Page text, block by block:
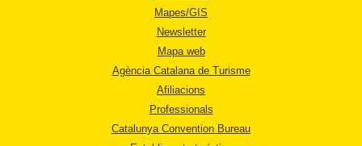
Mapes/GIS
Newsletter
Mapa web
Agència Catalana de Turisme
Afiliacions
Professionals
Catalunya Convention Bureau